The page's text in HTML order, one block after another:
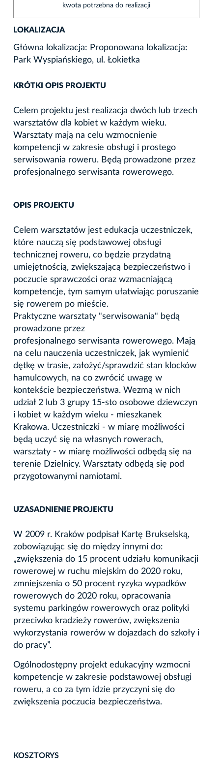
kwota potrzebna do realizacji
LOKALIZACJA
Główna lokalizacja: Proponowana lokalizacja:
Park Wyspiańskiego, ul. Łokietka
KRÓTKI OPIS PROJEKTU
Celem projektu jest realizacja dwóch lub trzech
warsztatów dla kobiet w każdym wieku.
Warsztaty mają na celu wzmocnienie
kompetencji w zakresie obsługi i prostego
serwisowania roweru. Będą prowadzone przez
profesjonalnego serwisanta rowerowego.
OPIS PROJEKTU
Celem warsztatów jest edukacja uczestniczek,
które nauczą się podstawowej obsługi
technicznej roweru, co będzie przydatną
umiejętnością, zwiększającą bezpieczeństwo i
poczucie sprawczości oraz wzmacniającą
kompetencje, tym samym ułatwiając poruszanie
się rowerem po mieście.
Praktyczne warsztaty "serwisowania" będą
prowadzone przez
profesjonalnego serwisanta rowerowego. Mają
na celu nauczenia uczestniczek, jak wymienić
dętkę w trasie, założyć/sprawdzić stan klocków
hamulcowych, na co zwrócić uwagę w
kontekście bezpieczeństwa. Wezmą w nich
udział 2 lub 3 grupy 15-sto osobowe dziewczyn
i kobiet w każdym wieku - mieszkanek
Krakowa. Uczestniczki - w miarę możliwości
będą uczyć się na własnych rowerach,
warsztaty - w miarę możliwości odbędą się na
terenie Dzielnicy. Warsztaty odbędą się pod
przygotowanymi namiotami.
UZASADNIENIE PROJEKTU
W 2009 r. Kraków podpisał Kartę Brukselską,
zobowiązując się do między innymi do:
„zwiększenia do 15 procent udziału komunikacji
rowerowej w ruchu miejskim do 2020 roku,
zmniejszenia o 50 procent ryzyka wypadków
rowerowych do 2020 roku, opracowania
systemu parkingów rowerowych oraz polityki
przeciwko kradzieży rowerów, zwiększenia
wykorzystania rowerów w dojazdach do szkoły i
do pracy”.
Ogólnodostępny projekt edukacyjny wzmocni
kompetencje w zakresie podstawowej obsługi
roweru, a co za tym idzie przyczyni się do
zwiększenia poczucia bezpieczeństwa.
KOSZTORYS